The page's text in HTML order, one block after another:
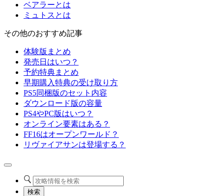
ベアラーとは
ミュトスとは
その他のおすすめ記事
体験版まとめ
発売日はいつ？
予約特典まとめ
早期購入特典の受け取り方
PS5同梱版のセット内容
ダウンロード版の容量
PS4やPC版はいつ？
オンライン要素はある？
FF16はオープンワールド？
リヴァイアサンは登場する？
検索